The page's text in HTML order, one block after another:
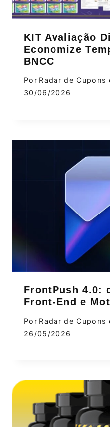
KIT Avaliação
Economize
BNCC
Por Radar de Cupons
30/06/2026
FrontPush 4.0:
Front‑End e
Por Radar de Cupons
26/05/2026